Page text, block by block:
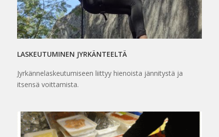
LASKEUTUMINEN JYRKÄNTEELTÄ
Jyrkännelaskeutumiseen liittyy hienoista jännitystä ja
itsensä voittamista.